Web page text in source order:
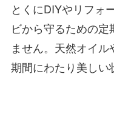
とくにDIYやリフォ
ビから守るための
ません。天然オイ
期間にわたり美しい